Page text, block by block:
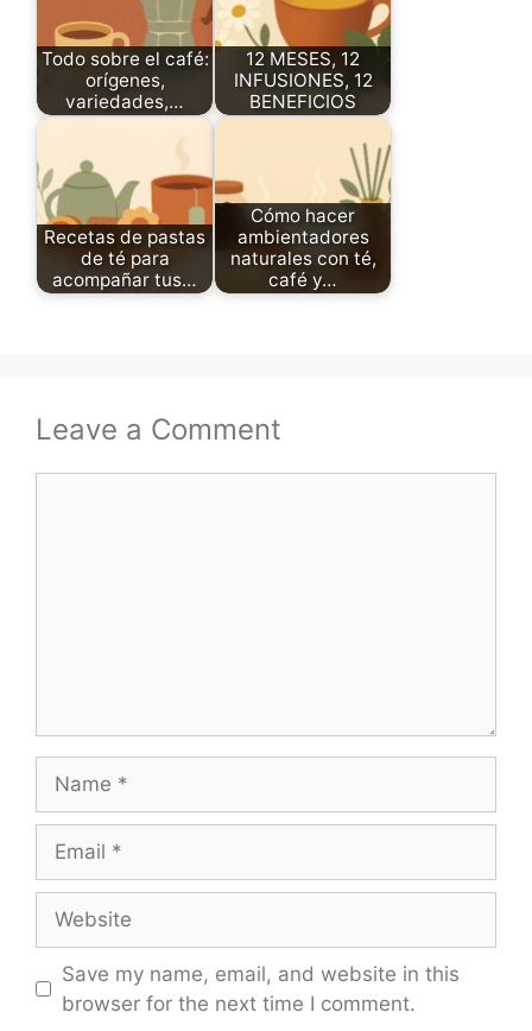
Todo sobre el café:
orígenes,
variedades,…
12 MESES, 12
INFUSIONES, 12
BENEFICIOS
Recetas de pastas
de té para
acompañar tus…
Cómo hacer
ambientadores
naturales con té,
café y…
Leave a Comment
Save my name, email, and website in this
browser for the next time I comment.